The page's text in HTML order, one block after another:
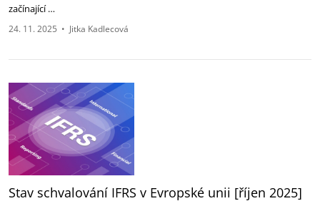
začínající …
24. 11. 2025 • Jitka Kadlecová
Stav schvalování IFRS v Evropské unii [říjen 2025]